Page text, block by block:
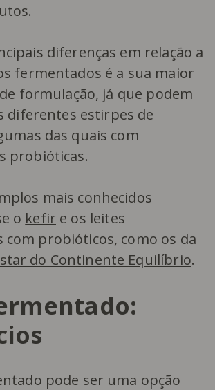
diferenças em relação a
fermentados é a sua maior
formulação, já que podem
diferentes estirpes de
das quais com
probióticas.
mais conhecidos
o kefir e os leites
probióticos, como os da
do Continente Equilíbrio.
pode ser uma opção